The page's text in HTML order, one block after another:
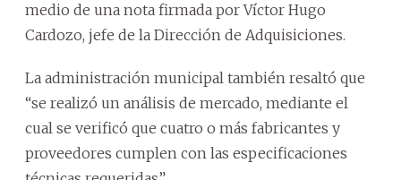
medio de una nota firmada por Víctor Hugo
Cardozo, jefe de la Dirección de Adquisiciones.
La administración municipal también resaltó que
“se realizó un análisis de mercado, mediante el
cual se verificó que cuatro o más fabricantes y
proveedores cumplen con las especificaciones